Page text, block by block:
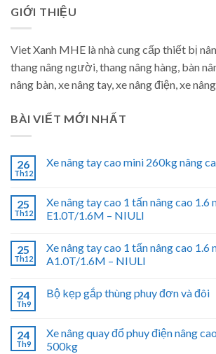
GIỚI THIỆU
Viet Xanh MHE là nhà cung cấp thiết bị
thang nâng người, thang nâng hàng, bàn
nâng bàn, xe nâng tay, xe nâng điện, xe
BÀI VIẾT MỚI NHẤT
26
Th12
Xe nâng tay cao mini 260kg nâng
25
Th12
Xe nâng tay cao 1 tấn nâng cao 1.6
E1.0T/1.6M – NIULI
25
Th12
Xe nâng tay cao 1 tấn nâng cao 1.6
A1.0T/1.6M – NIULI
24
Th9
Bộ kẹp gắp thùng phuy đơn và đôi
24
Th9
Xe nâng quay đổ phuy điện nâng
500kg